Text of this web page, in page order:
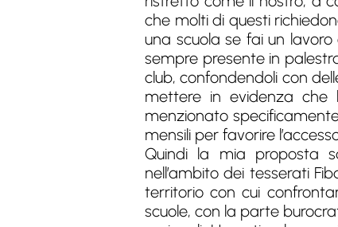
che molti di questi
una scuola se fai un lavoro
sempre presente in
club, confondendoli con
mettere in evidenza che
menzionato
mensili per favorire
Quindi la mia proposta
nell’ambito dei tesserati
territorio con cui
scuole, con la parte